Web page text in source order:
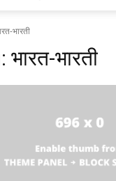
भारती
भारत-भारती